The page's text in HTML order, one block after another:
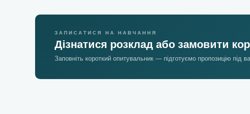
ЗАПИСАТИСЯ НА НАВЧАННЯ
Дізнатися розклад або замовити
Заповніть короткий опитувальник — підготуємо пропозицію під